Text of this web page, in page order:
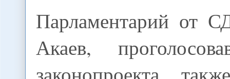
Парламентарий от
Акаев,